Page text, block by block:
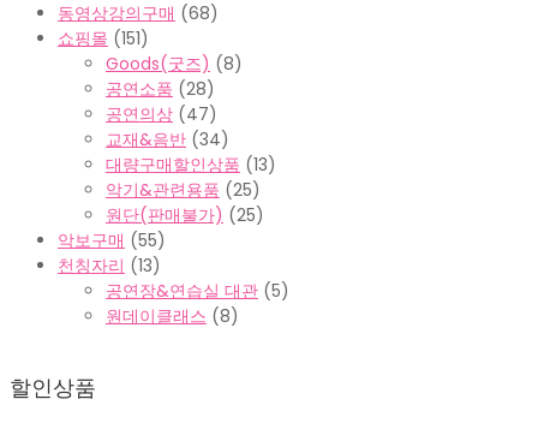
동영상강의구매 (68)
쇼핑몰 (151)
Goods(굿즈) (8)
공연소품 (28)
공연의상 (47)
교재&음반 (34)
대량구매할인상품 (13)
악기&관련용품 (25)
원단(판매불가) (25)
악보구매 (55)
천칭자리 (13)
공연장&연습실 대관 (5)
원데이클래스 (8)
할인상품